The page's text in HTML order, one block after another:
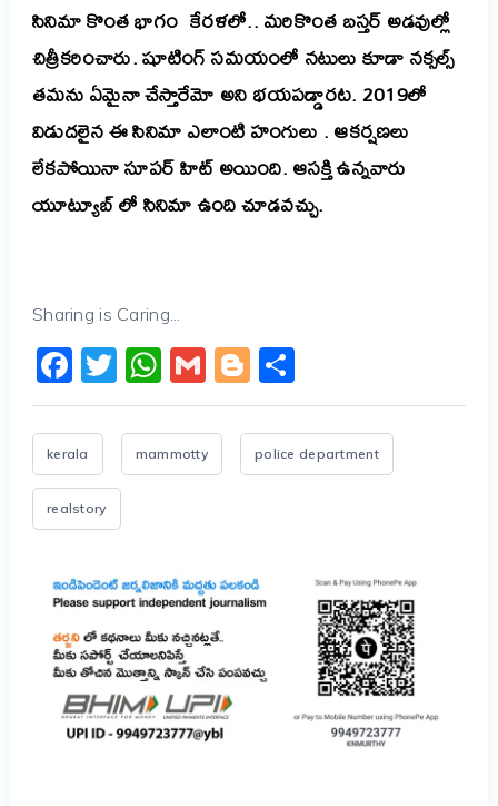
సినిమా కొంత భాగం కేరళలో.. మరికొంత బస్తర్ అడవుల్లో
చిత్రీకరించారు. షూటింగ్ సమయంలో నటులు కూడా నక్సల్స్
తమను ఏమైనా చేస్తారేమో అని భయపడ్డారట. 2019లో
విడుదలైన ఈ సినిమా ఎలాంటి హంగులు . ఆకర్షణలు
లేకపోయినా సూపర్ హిట్ అయింది. ఆసక్తి ఉన్నవారు
యూట్యూబ్లోసినిమా ఉందిచూడవచ్చు.
Sharing is Caring...
Facebook
Twitter
WhatsApp
GmailBlogger
Share
kerala mammotty police department
realstory